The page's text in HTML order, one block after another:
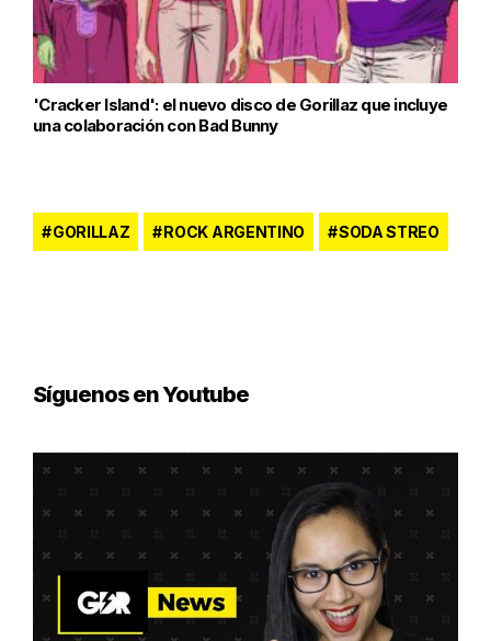
'Cracker Island': el nuevo disco de Gorillaz que incluye
una colaboración con Bad Bunny
GORILLAZ ROCK ARGENTINO SODA STREO
Síguenos en Youtube